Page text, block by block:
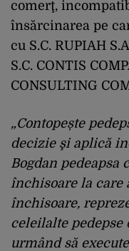
comerţ,
însărcinarea pe
cu S.C. RUPIAH
S.C. CONTIS
CONSULTING
„Contopește
decizie şi aplică
Bogdan pedeapsa
închisoare la care
închisoare,
celeilalte pedepse
urmând să